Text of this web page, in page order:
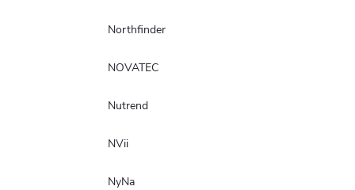
Northfinder
NOVATEC
Nutrend
NVii
NyNa